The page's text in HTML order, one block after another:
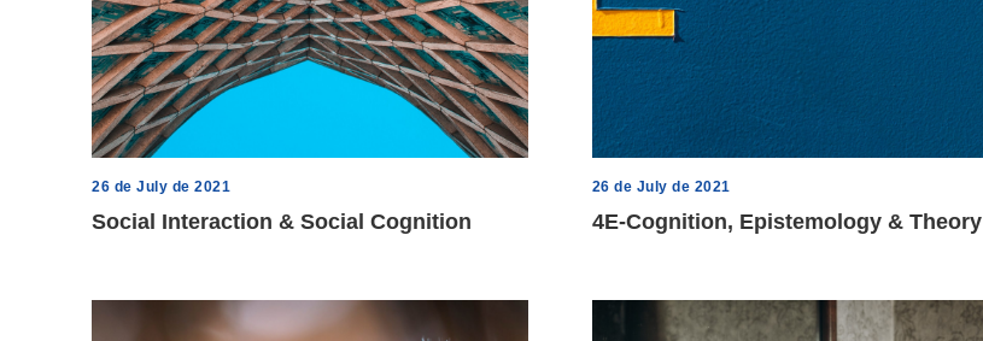
26 de July de 2021
Social Interaction & Social Cognition
26 de July de 2021
4E-Cognition, Epistemology & Theory